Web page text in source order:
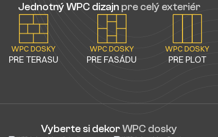
Jednotný WPC dizajn pre celý exteriér
WPC DOSKY
PRE TERASU
WPC DOSKY
PRE FASÁDU
WPC DOSKY
PRE PLOT
Vyberte si dekorWPC dosky